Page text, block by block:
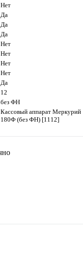
Нет
Да
Да
Да
Нет
Нет
Нет
Нет
Да
12
без ФН
Кассовый аппарат Меркурий
180Ф (без ФН) [1112]